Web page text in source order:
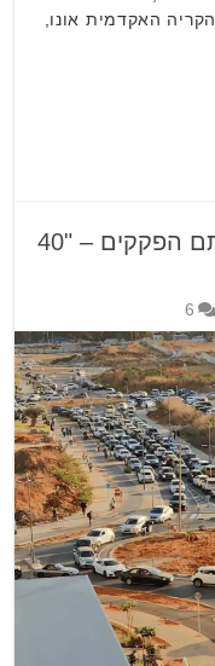
האקדמית אונו,
קריית אונו: הלימודים החלו ואיתם הפקקים – "40
6